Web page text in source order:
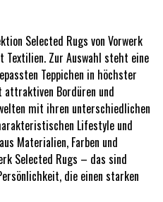
Selected Rugs von Vorwerk
Zur Auswahl steht eine
Teppichen in höchster
Bordüren und
mit ihren unterschiedlichen
Lifestyle und
Materialien, Farben und
Selected Rugs – das sind
die einen starken